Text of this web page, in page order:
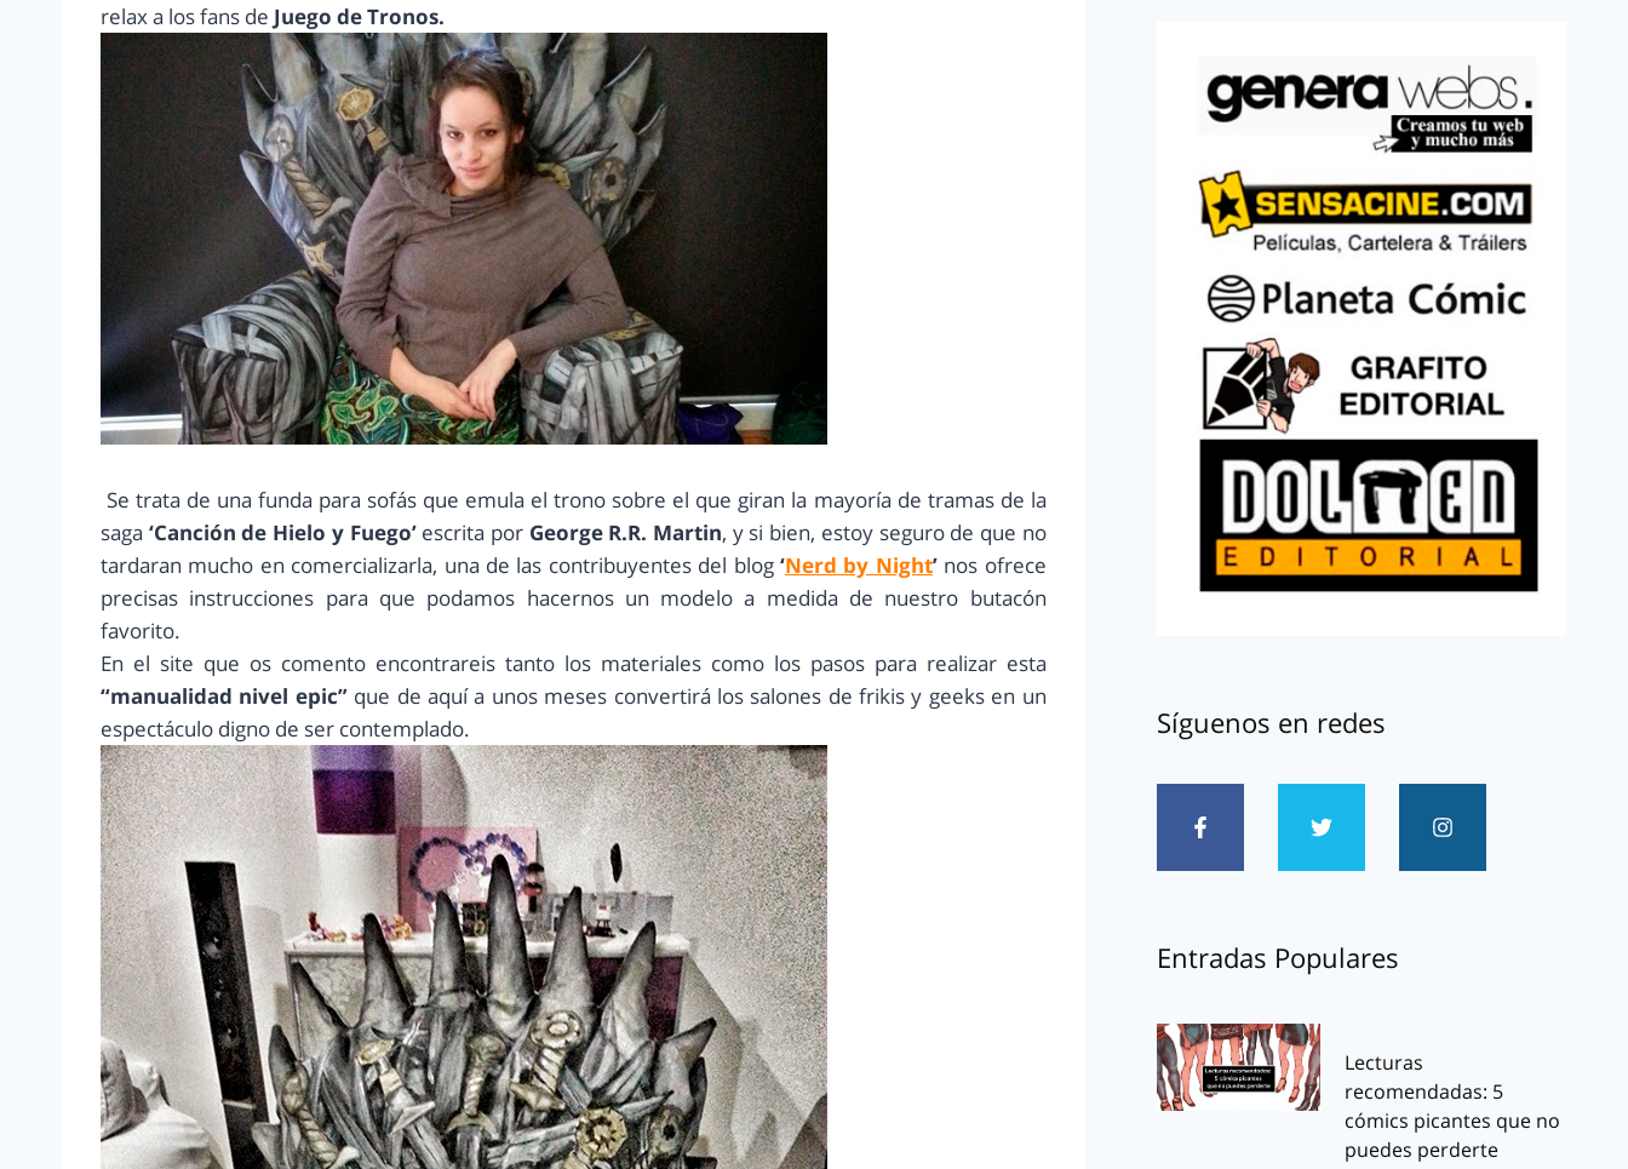
relax a los fans de Juego de Tronos.
Se trata de una funda para sofás que emula el trono sobre el que giran la mayoría de tramas de la
saga ‘Canción de Hielo y Fuego’escrita por George R.R. Martin, y si bien, estoy seguro de que no
tardaran mucho en comercializarla, una de las contribuyentes del blog‘Nerd by Night’nos ofrece
precisas instrucciones para que podamos hacernos un modelo a medida de nuestro butacón
favorito.
En el site que os comento encontrareis tanto los materiales como los pasos para realizar esta
“manualidad nivel epic” que de aquí a unos meses convertirá los salones de frikis y geeks en un
espectáculo digno de ser contemplado.
Síguenos en redes
Entradas Populares
Lecturas
recomendadas: 5
cómics picantes que no
puedes perderte